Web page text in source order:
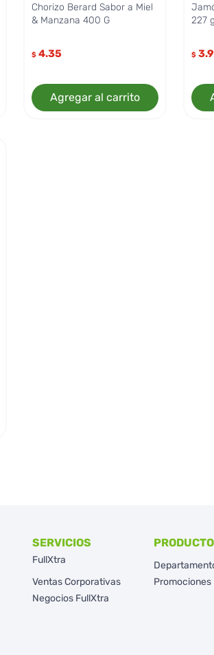
Chorizo Berard Sabor a Miel
& Manzana 400 G
$ 4.35
Agregar al carrito
227
$
SERVICIOS
FullXtra
Ventas Corporativas
Negocios FullXtra
Promociones